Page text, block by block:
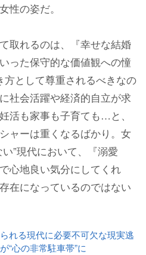
性の姿だ。
取れるのは、『幸せな結婚
った保守的な価値観への憧
として尊重されるべきなの
社会活躍や経済的自立が求
活も家事も子育ても…と、
ャーは重くなるばかり。女
”現代において、『溺愛
心地良い気分にしてくれ
在になっているのではない
れる現代に必要不可欠な現実逃
“心の非常駐車帯”に